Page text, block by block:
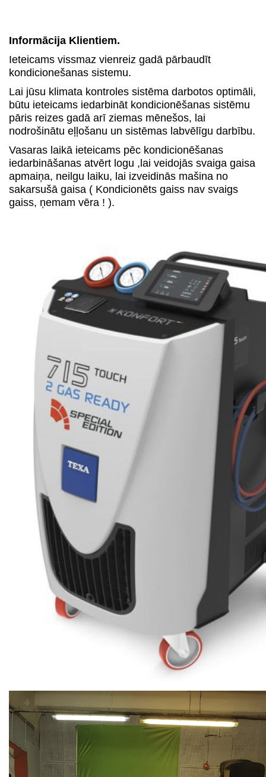
Informācija Klientiem.
Ieteicams vissmaz vienreiz gadā pārbaudīt
kondicionešanas sistemu.
Lai jūsu klimata kontroles sistēma darbotos optimāli,
būtu ieteicams iedarbināt kondicionēšanas sistēmu
pāris reizes gadā arī ziemas mēnešos, lai
nodrošinātu eļļošanu un sistēmas labvēlīgu darbību.
Vasaras laikā ieteicams pēc kondicionēšanas
iedarbināšanas atvērt logu ,lai veidojās svaiga gaisa
apmaiņa, neilgu laiku, lai izveidinās mašina no
sakarsušā gaisa ( Kondicionēts gaiss nav svaigs
gaiss, ņemam vēra ! ).